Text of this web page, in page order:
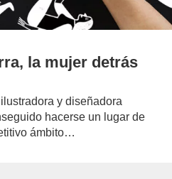
la mujer detrás
y diseñadora
hacerse un lugar de
ámbito…